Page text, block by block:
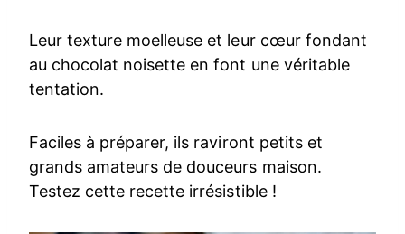
Leur texture moelleuse et leur cœur fondant
au chocolat noisette en font une véritable
tentation.
Faciles à préparer, ils raviront petits et
grands amateurs de douceurs maison.
Testez cette recette irrésistible !